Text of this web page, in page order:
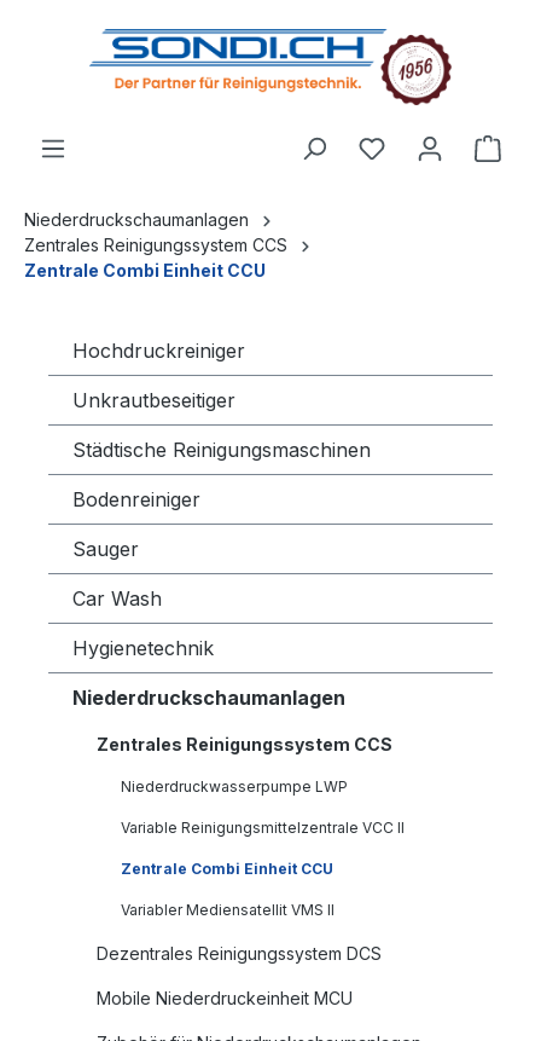
springen
Niederdruckschaumanlagen
Zentrales Reinigungssystem CCS
Zentrale Combi Einheit CCU
Hochdruckreiniger
Unkrautbeseitiger
Städtische Reinigungsmaschinen
Bodenreiniger
Sauger
Car Wash
Hygienetechnik
Niederdruckschaumanlagen
Zentrales Reinigungssystem CCS
Niederdruckwasserpumpe LWP
Variable Reinigungsmittelzentrale VCC II
Zentrale Combi Einheit CCU
Variabler Mediensatellit VMS II
Dezentrales Reinigungssystem DCS
Mobile Niederdruckeinheit MCU